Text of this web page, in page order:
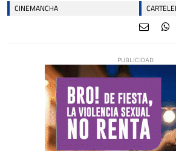
CINEMANCHA